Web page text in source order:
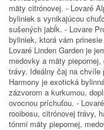
mäty citrónovej. - Lovaré
byliniek s vynikajúcou
sušených jabĺk. - Lovare
byliniek, ktorá vám
Lovaré Linden Garden je
medovky a mäty
trávy. Ideálny čaj na chvíle
Harmony je exotická
zázvorom a kurkumou,
ovocnou príchuťou. -
rooibosu, citrónovej trávy,
tónmi mäty piepornej,